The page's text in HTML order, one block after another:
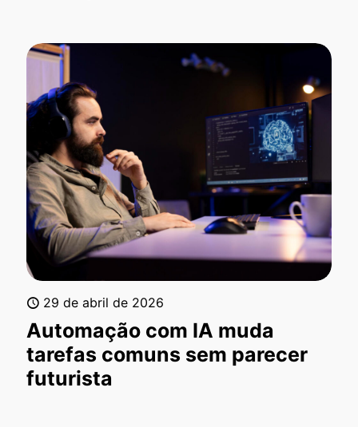
29 de abril de 2026
Automação com IA muda
tarefas comuns sem parecer
futurista